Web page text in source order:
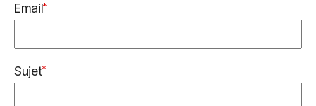
Email
Sujet